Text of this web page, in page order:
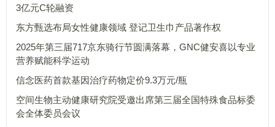
3亿元C轮融资
东方甄选布局女性健康领域 登记卫生巾产品著作权
2025年第三届717京东骑行节圆满落幕，GNC健安喜以专业
营养赋能科学运动
信念医药首款基因治疗药物定价9.3万元/瓶
空间生物主动健康研究院受邀出席第三届全国特殊食品标委
会全体委员会议